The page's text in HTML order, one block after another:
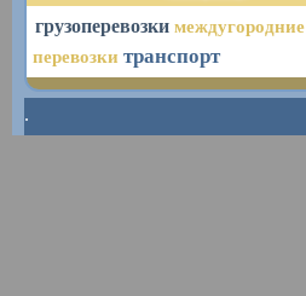
грузоперевозки междугородние
перевозки транспорт
.